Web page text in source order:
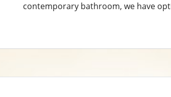
contemporary bathroom, we have